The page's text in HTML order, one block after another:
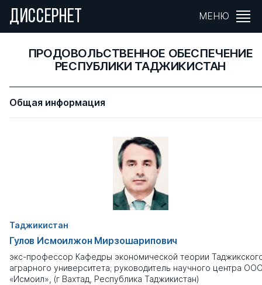
ДИССЕРНЕТ МЕНЮ
ПРОДОВОЛЬСТВЕННОЕ ОБЕСПЕЧЕНИЕ
РЕСПУБЛИКИ ТАДЖИКИСТАН
Общая информация
Таджикистан
Гулов Исмоилжон Мирзошарипович
экс-профессор Кафедры экономической теории
аграрного университета; руководитель научного центра
«Исмоил», (г Вахтад, Республика Таджикистан)